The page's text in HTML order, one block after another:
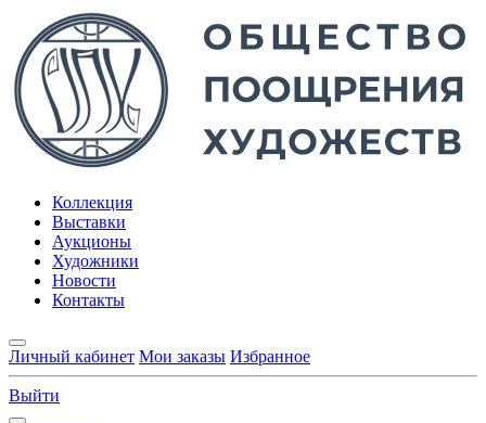
Коллекция
Выставки
Аукционы
Художники
Новости
Контакты
Личный кабинет Мои заказы Избранное
Выйти